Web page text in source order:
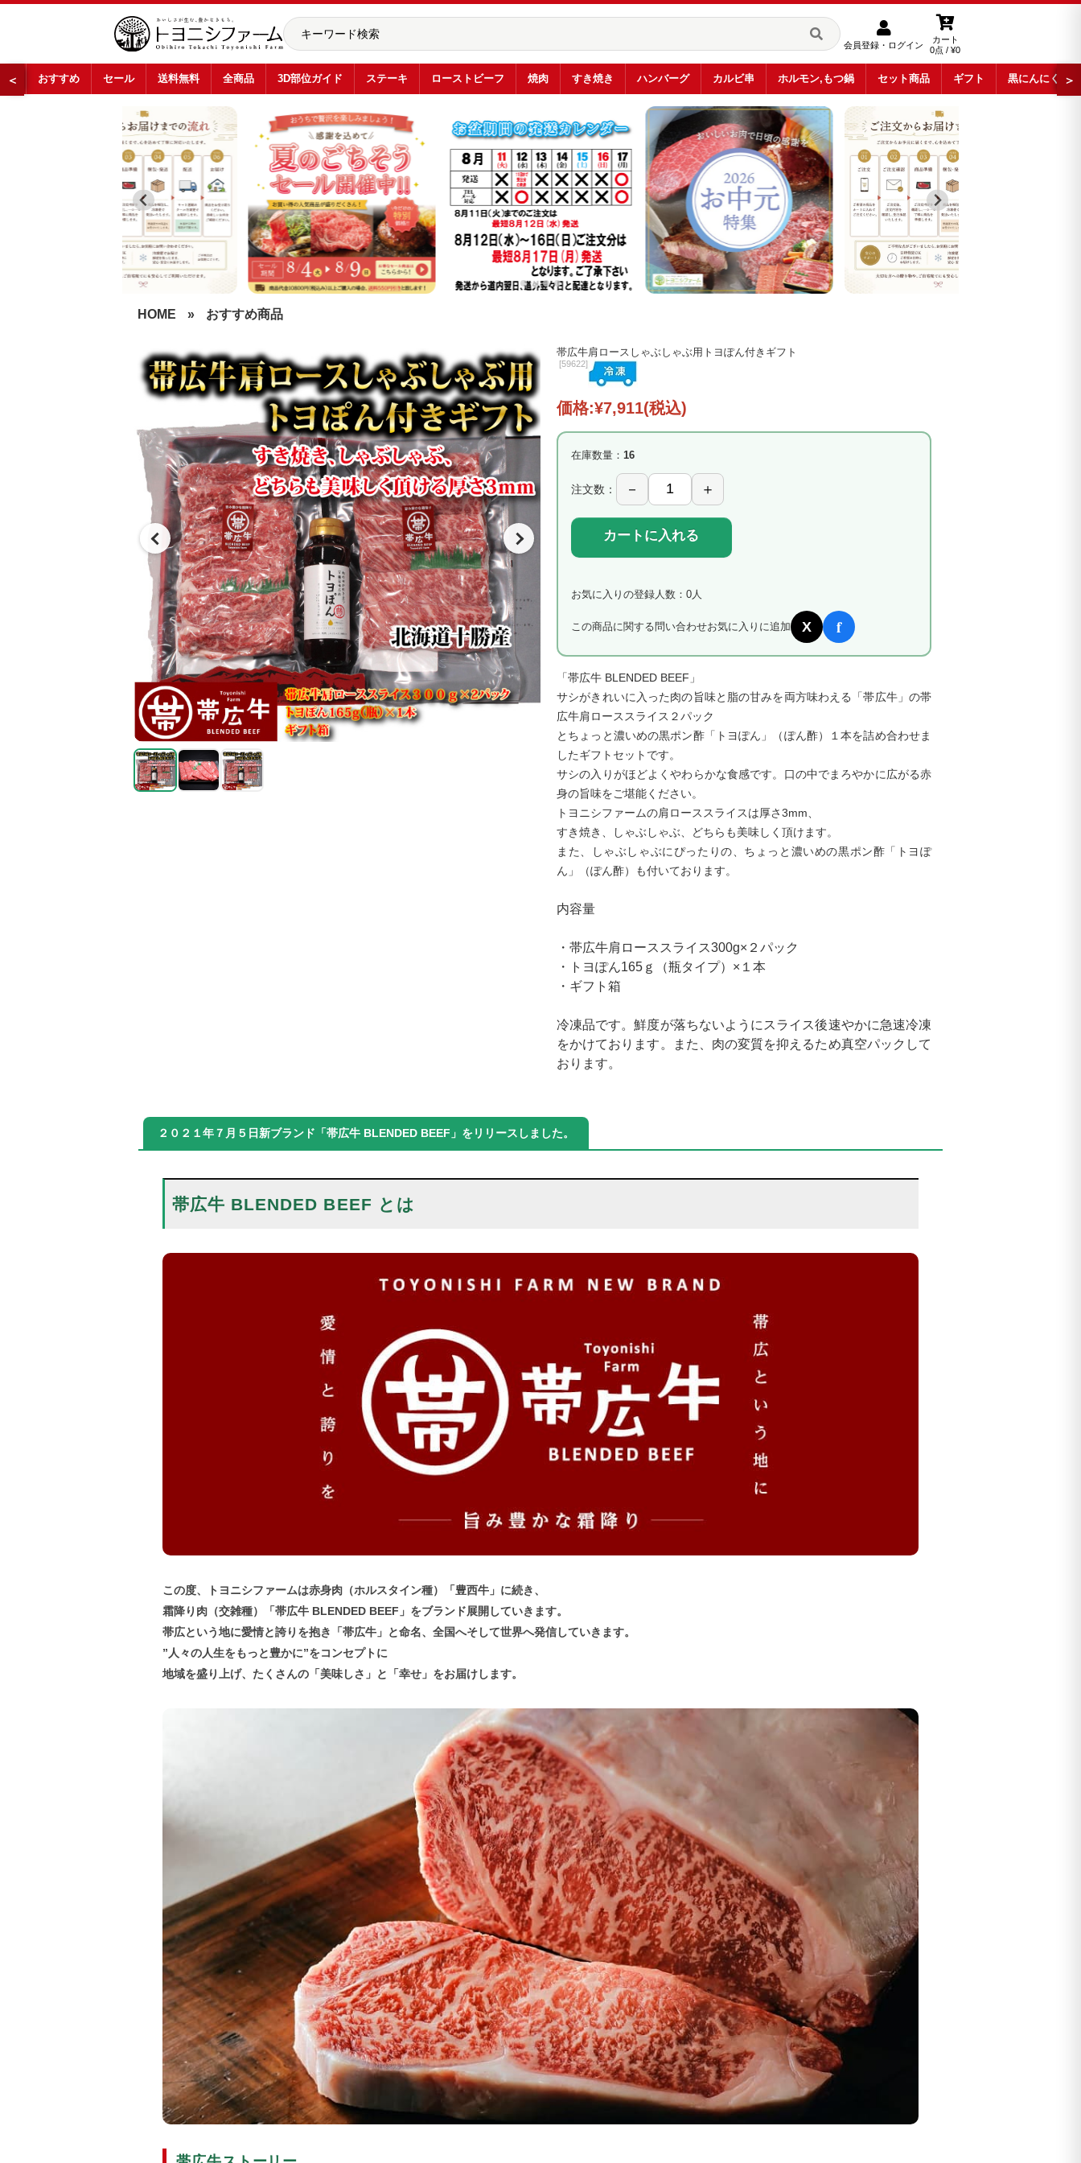
会員登録・ログイン
カート
0点 / ¥0
＜ おすすめ セール 送料無料 全商品 3D部位ガイド ステーキ ローストビーフ 焼肉 すき焼き ハンバーグ カルビ串 ホルモン,もつ鍋 セット商品 ギフト 黒にんにく ＞
HOME » おすすめ商品
帯広牛肩ロースしゃぶしゃぶ用トヨぽん付きギフト
[59622]
価格:¥7,911(税込)
在庫数量： 16
注文数：
カートに入れる
お気に入りの登録人数：0人
この商品に関する問い合わせお気に入りに追加 X f
「帯広牛 BLENDED BEEF」
サシがきれいに入った肉の旨味と脂の甘みを両方味わえる「帯広牛」 の帯
広牛肩ローススライス２パック
とちょっと濃いめの黒ポン酢「トヨぽん」（ぽん酢）１本を詰め合わせま
したギフトセットです。
サシの入りがほどよくやわらかな食感です。口の中でまろやかに広がる赤
身の旨味をご堪能ください。
トヨニシファームの肩ローススライスは厚さ3mm、
すき焼き、しゃぶしゃぶ、どちらも美味しく頂けます。
また、しゃぶしゃぶにぴったりの、ちょっと濃いめの黒ポン酢「トヨぽ
ん」（ぽん酢）も付いております。
内容量
・帯広牛肩ローススライス300g×２パック
・トヨぽん165ｇ（瓶タイプ）×１本
・ギフト箱
冷凍品です。鮮度が落ちないようにスライス後速やかに急速冷凍
をかけております。また、肉の変質を抑えるため真空パックして
おります。
２０２１年７月５日新ブランド「帯広牛 BLENDED BEEF」をリリースしました。
帯広牛 BLENDED BEEF とは
この度、トヨニシファームは赤身肉（ホルスタイン種）「豊西牛」に続き、
霜降り肉（交雑種）「帯広牛 BLENDED BEEF」をブランド展開していきます。
帯広という地に愛情と誇りを抱き「帯広牛」と命名、全国へそして世界へ発信していきます。
”人々の人生をもっと豊かに”をコンセプトに
地域を盛り上げ、たくさんの「美味しさ」と「幸せ」をお届けします。